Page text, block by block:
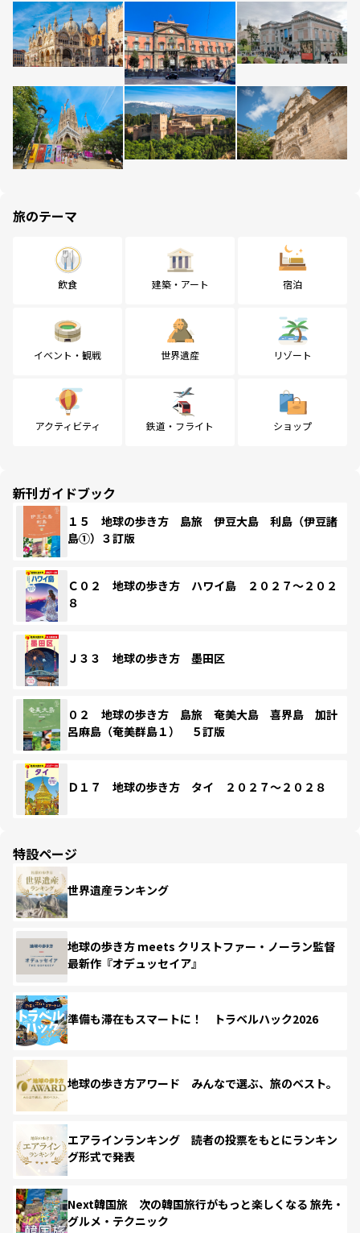
旅のテーマ
飲食 建築・アート 宿泊
イベント・観戦 世界遺産 リゾート
アクティビティ 鉄道・フライト ショップ
新刊ガイドブック
１５ 地球の歩き方 島旅 伊豆大島 利島（伊豆諸
島①）３訂版
Ｃ０２ 地球の歩き方 ハワイ島 ２０２７～２０２
８
Ｊ３３ 地球の歩き方 墨田区
０２ 地球の歩き方 島旅 奄美大島 喜界島 加計
呂麻島（奄美群島１） ５訂版
Ｄ１７ 地球の歩き方 タイ ２０２７～２０２８
特設ページ
世界遺産ランキング
地球の歩き方 meets クリストファー・ノーラン監督
最新作『オデュッセイア』
準備も滞在もスマートに！ トラベルハック2026
地球の歩き方アワード みんなで選ぶ、旅のベスト。
エアラインランキング 読者の投票をもとにランキン
グ形式で発表
Next韓国旅 次の韓国旅行がもっと楽しくなる 旅先・
グルメ・テクニック